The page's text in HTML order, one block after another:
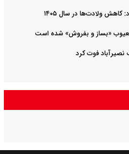
ولادت‌ها در سال ۱۴۰۵
معیوب «بساز و بفروش» شده است
فوت کرد